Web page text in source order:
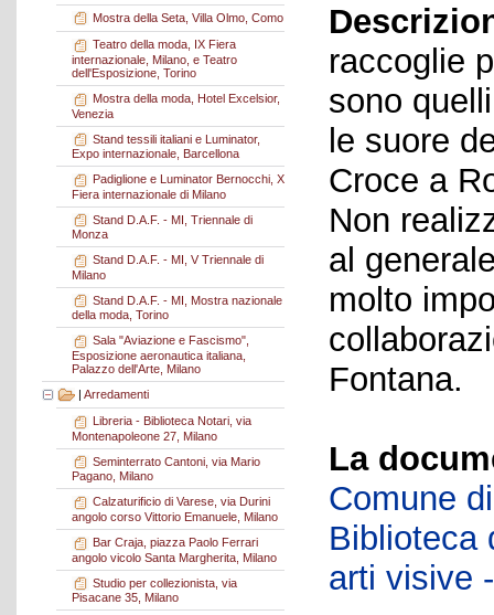
Mostra della Seta, Villa Olmo, Como
Teatro della moda, IX Fiera
internazionale, Milano, e Teatro
dell'Esposizione, Torino
Mostra della moda, Hotel Excelsior,
Venezia
Stand tessili italiani e Luminator,
Expo internazionale, Barcellona
Padiglione e Luminator Bernocchi, X
Fiera internazionale di Milano
Stand D.A.F. - MI, Triennale di
Monza
Stand D.A.F. - MI, V Triennale di
Milano
Stand D.A.F. - MI, Mostra nazionale
della moda, Torino
Sala "Aviazione e Fascismo",
Esposizione aeronautica italiana,
Palazzo dell'Arte, Milano
| Arredamenti
Libreria - Biblioteca Notari, via
Montenapoleone 27, Milano
Seminterrato Cantoni, via Mario
Pagano, Milano
Calzaturificio di Varese, via Durini
angolo corso Vittorio Emanuele, Milano
Bar Craja, piazza Paolo Ferrari
angolo vicolo Santa Margherita, Milano
Studio per collezionista, via
Pisacane 35, Milano
raccoglie
sono
le suore
Croce a
Non
al
molto
Fontana.
La
Comune
Biblioteca
arti visive